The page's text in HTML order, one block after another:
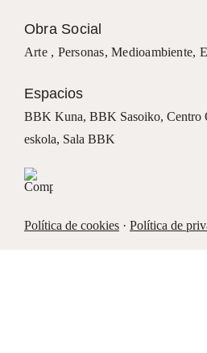
Obra Social
Arte , Personas,Medioambiente,
Espacios
BBK Kuna, BBK Sasoiko,
eskola, Sala BBK
Política de cookies· Política de